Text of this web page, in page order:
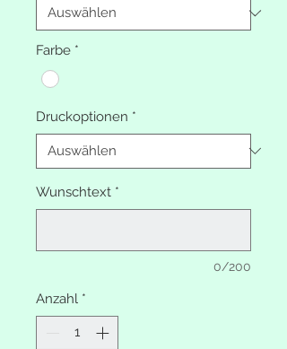
Farbe *
Druckoptionen *
Wunschtext *
0/200
Anzahl *